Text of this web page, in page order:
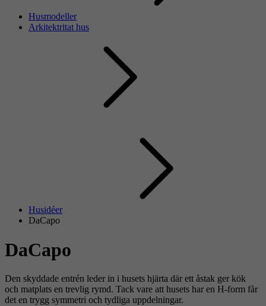
Husmodeller
Arkitektritat hus
Husidéer
DaCapo
DaCapo
Den skyddade entrén leder in i husets hjärta där ett åstak ger kök
och matplats en trevlig rymd. Tack vare att husets har en H-form får
det en trygg symmetri och tydliga uppdelningar.